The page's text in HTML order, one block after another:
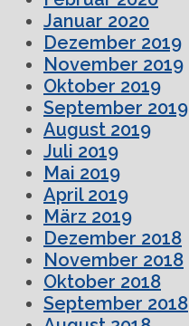
Januar 2020
Dezember 2019
November 2019
Oktober 2019
September 2019
August 2019
Juli 2019
Mai 2019
April 2019
März 2019
Dezember 2018
November 2018
Oktober 2018
September 2018